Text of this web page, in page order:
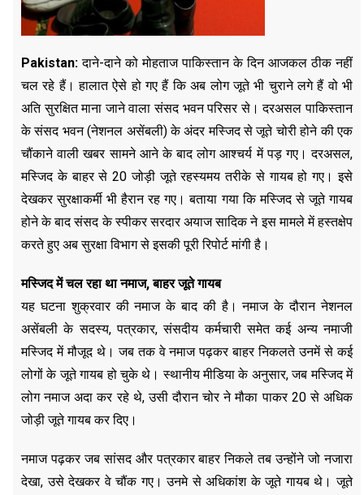
Pakistan: दाने-दाने को मोहताज पाकिस्तान के दिन आजकल ठीक नहीं
चल रहे हैं। हालात ऐसे हो गए हैं कि अब लोग जूते भी चुराने लगे हैं वो भी
अति सुरक्षित माना जाने वाला संसद भवन परिसर से। दरअसल पाकिस्तान
के संसद भवन (नेशनल असेंबली) के अंदर मस्जिद से जूते चोरी होने की एक
चौंकाने वाली खबर सामने आने के बाद लोग आश्चर्य में पड़ गए। दरअसल,
मस्जिद के बाहर से 20 जोड़ी जूते रहस्यमय तरीके से गायब हो गए। इसे
देखकर सुरक्षाकर्मी भी हैरान रह गए। बताया गया कि मस्जिद से जूते गायब
होने के बाद संसद के स्पीकर सरदार अयाज सादिक ने इस मामले में हस्तक्षेप
करते हुए अब सुरक्षा विभाग से इसकी पूरी रिपोर्ट मांगी है।
मस्जिद में चल रहा था नमाज, बाहर जूते गायब
यह घटना शुक्रवार की नमाज के बाद की है। नमाज के दौरान नेशनल
असेंबली के सदस्य, पत्रकार, संसदीय कर्मचारी समेत कई अन्य नमाजी
मस्जिद में मौजूद थे। जब तक वे नमाज पढ़कर बाहर निकलते उनमें से कई
लोगों के जूते गायब हो चुके थे। स्थानीय मीडिया के अनुसार, जब मस्जिद में
लोग नमाज अदा कर रहे थे, उसी दौरान चोर ने मौका पाकर 20 से अधिक
जोड़ी जूते गायब कर दिए।
नमाज पढ़कर जब सांसद और पत्रकार बाहर निकले तब उन्होंने जो नजारा
देखा, उसे देखकर वे चौंक गए। उनमे से अधिकांश के जूते गायब थे। जूते